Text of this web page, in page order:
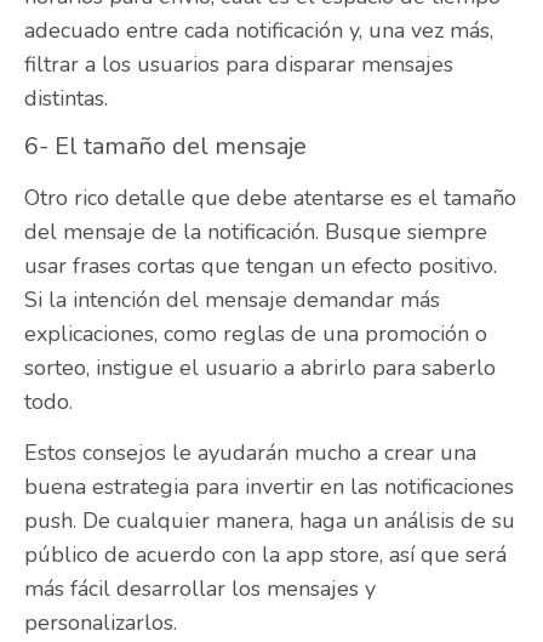
adecuado entre cada notificación y, una vez más,
filtrar a los usuarios para disparar mensajes
distintas.
6- El tamaño del mensaje
Otro rico detalle que debe atentarse es el tamaño
del mensaje de la notificación. Busque siempre
usar frases cortas que tengan un efecto positivo.
Si la intención del mensaje demandar más
explicaciones, como reglas de una promoción o
sorteo, instigue el usuario a abrirlo para saberlo
todo.
Estos consejos le ayudarán mucho a crear una
buena estrategia para invertir en las notificaciones
push. De cualquier manera, haga un análisis de su
público de acuerdo con la app store, así que será
más fácil desarrollar los mensajes y
personalizarlos.